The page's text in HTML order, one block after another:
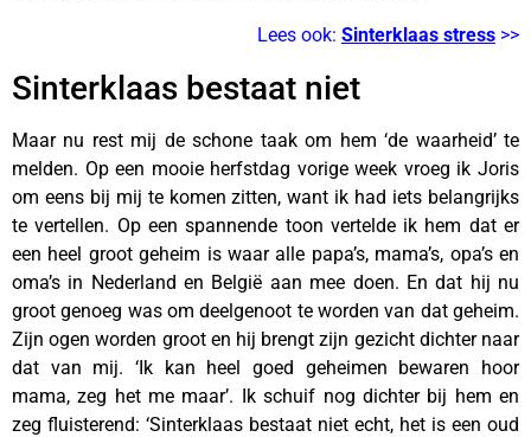
Lees ook: Sinterklaas stress >>
Sinterklaas bestaat niet
Maar nu rest mij de schone taak om hem ‘de waarheid’ te
melden. Op een mooie herfstdag vorige week vroeg ik Joris
om eens bij mij te komen zitten, want ik had iets belangrijks
te vertellen. Op een spannende toon vertelde ik hem dat er
een heel groot geheim is waar alle papa’s, mama’s, opa’s en
oma’s in Nederland en België aan mee doen. En dat hij nu
groot genoeg was om deelgenoot te worden van dat geheim.
Zijn ogen worden groot en hij brengt zijn gezicht dichter naar
dat van mij. ‘Ik kan heel goed geheimen bewaren hoor
mama, zeg het me maar’. Ik schuif nog dichter bij hem en
zeg fluisterend: ‘Sinterklaas bestaat niet echt, het is een oud